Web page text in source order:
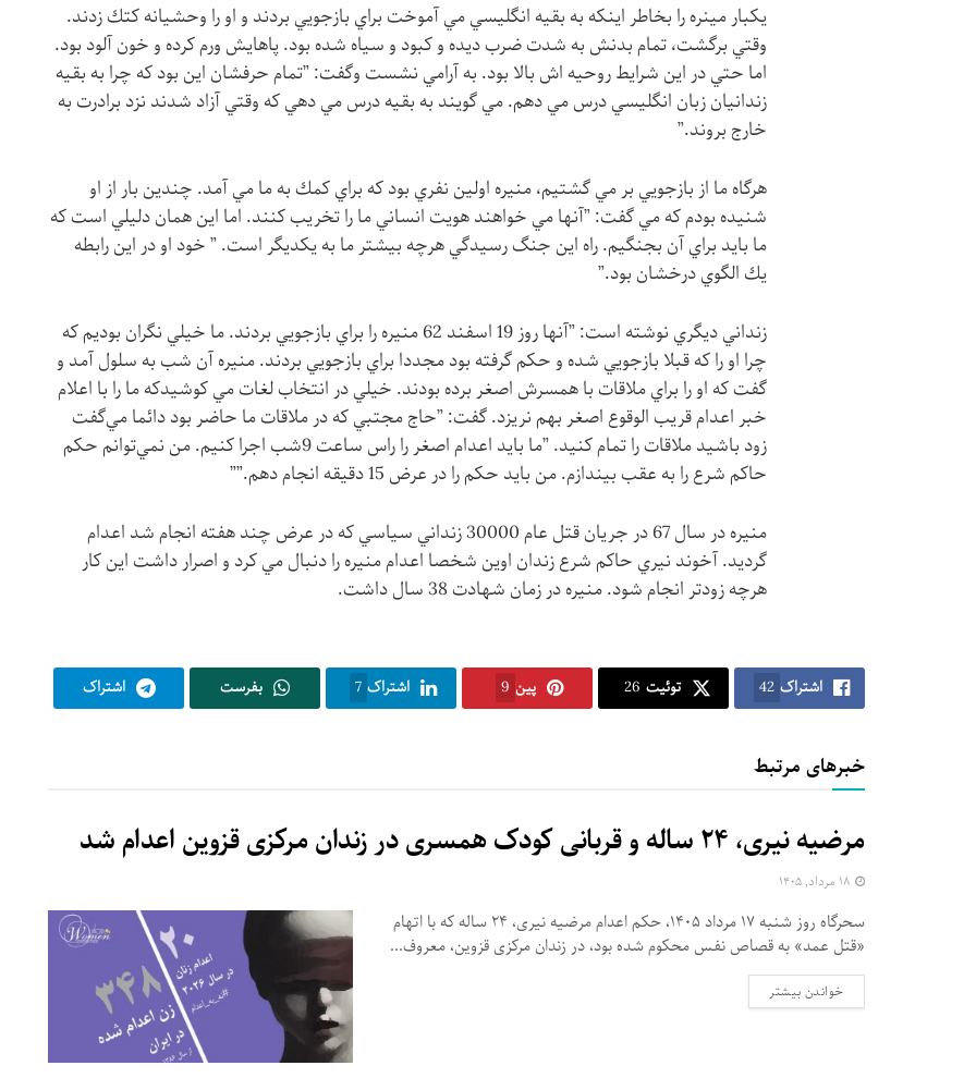
يكبار مينره را بخاطر اينكه به بقيه انگليسي مي آموخت براي بازجويي بردند و او را وحشيانه كتك زدند.
وقتي برگشت، تمام بدنش به شدت ضرب ديده و كبود و سياه شده بود. پاهايش ورم كرده و خون آلود بود.
اما حتي در اين شرايط روحيه اش بالا بود. به آرامي نشست وگفت: ”تمام حرفشان اين بود كه چرا به بقيه
زندانيان زبان انگليسي درس مي دهم. مي گويند به بقيه درس مي دهي كه وقتي آزاد شدند نزد برادرت به
خارج بروند.”
هرگاه ما از بازجويي بر مي گشتيم، منيره اولين نفري بود كه براي كمك به ما مي آمد. چندين بار از او
شنيده بودم كه مي گفت: ”آنها مي خواهند هويت انساني ما را تخريب كنند. اما اين همان دليلي است كه
ما بايد براي آن بجنگيم. راه اين جنگ رسيدگي هرچه بيشتر ما به يكديگر است. ” خود او در اين رابطه
يك الگوي درخشان بود.”
زنداني ديگري نوشته است: ”آنها روز 19 اسفند 62 منيره را براي بازجويي بردند. ما خيلي نگران بوديم كه
چرا او را كه قبلا بازجويي شده و حكم گرفته بود مجددا براي بازجويي بردند. منيره آن شب به سلول آمد و
گفت كه او را براي ملاقات با همسرش اصغر برده بودند. خيلي در انتخاب لغات مي كوشيدكه ما را با اعلام
خبر اعدام قريب الوقوع اصغر بهم نريزد. گفت: ”حاج مجتبي كه در ملاقات ما حاضر بود دائما مي‌گفت
زود باشيد ملاقات را تمام كنيد. ”ما بايد اعدام اصغر را راس ساعت 9شب اجرا كنيم. من نمي‌توانم حكم
حاكم شرع را به عقب بيندازم. من بايد حكم را در عرض 15 دقيقه انجام دهم.””
منيره در سال 67 در جريان قتل عام 30000 زنداني سياسي كه در عرض چند هفته انجام شد اعدام
گرديد. آخوند نيري حاكم شرع زندان اوين شخصا اعدام منيره را دنبال مي كرد و اصرار داشت اين كار
هرچه زودتر انجام شود. منيره در زمان شهادت 38 سال داشت.
اشتراک 42 توئیت 26 پین 9 اشتراک 7 بفرست اشتراک
خبرهای مرتبط
مرضیه نیری، ۲۴ ساله و قربانی کودک همسری در زندان مرکزی قزوین اعدام شد
سحرگاه روز شنبه ۱۷ مرداد ۱۴۰۵، حکم اعدام مرضیه نیری، ۲۴ ساله که با اتهام
«قتل عمد» به قصاص نفس محکوم شده بود، در زندان مرکزی قزوین، معروف...
خواندن بیشتر